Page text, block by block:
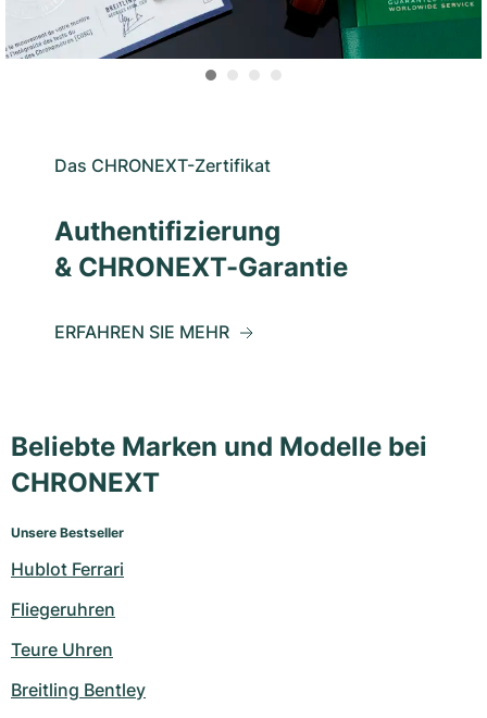
Das CHRONEXT-Zertifikat
Authentifizierung
& CHRONEXT-Garantie
ERFAHREN SIE MEHR
Beliebte Marken und Modelle bei
CHRONEXT
Unsere Bestseller
Hublot Ferrari
Fliegeruhren
Teure Uhren
Breitling Bentley